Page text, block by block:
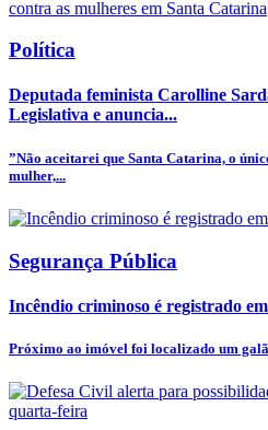
Política
Deputada feminista Carolline
Legislativa e anuncia...
”Não aceitarei que Santa Catarina, o
mulher,...
Segurança Pública
Incêndio criminoso é registrado
Próximo ao imóvel foi localizado um